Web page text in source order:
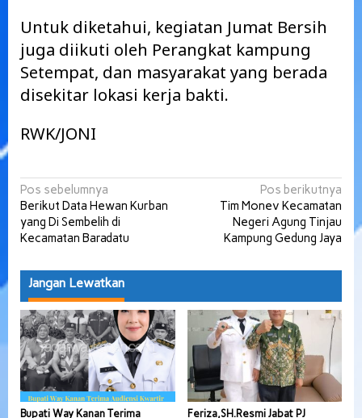
Untuk diketahui, kegiatan Jumat Bersih
juga diikuti oleh Perangkat kampung
Setempat, dan masyarakat yang berada
disekitar lokasi kerja bakti.
RWK/JONI
Navigasi
pos
Pos sebelumnya
Berikut Data Hewan Kurban
yang Di Sembelih di
Kecamatan Baradatu
Pos berikutnya
Tim Monev Kecamatan
Negeri Agung Tinjau
Kampung Gedung Jaya
Jangan Lewatkan
Bupati Way Kanan Terima
Feriza,SH.Resmi Jabat PJ